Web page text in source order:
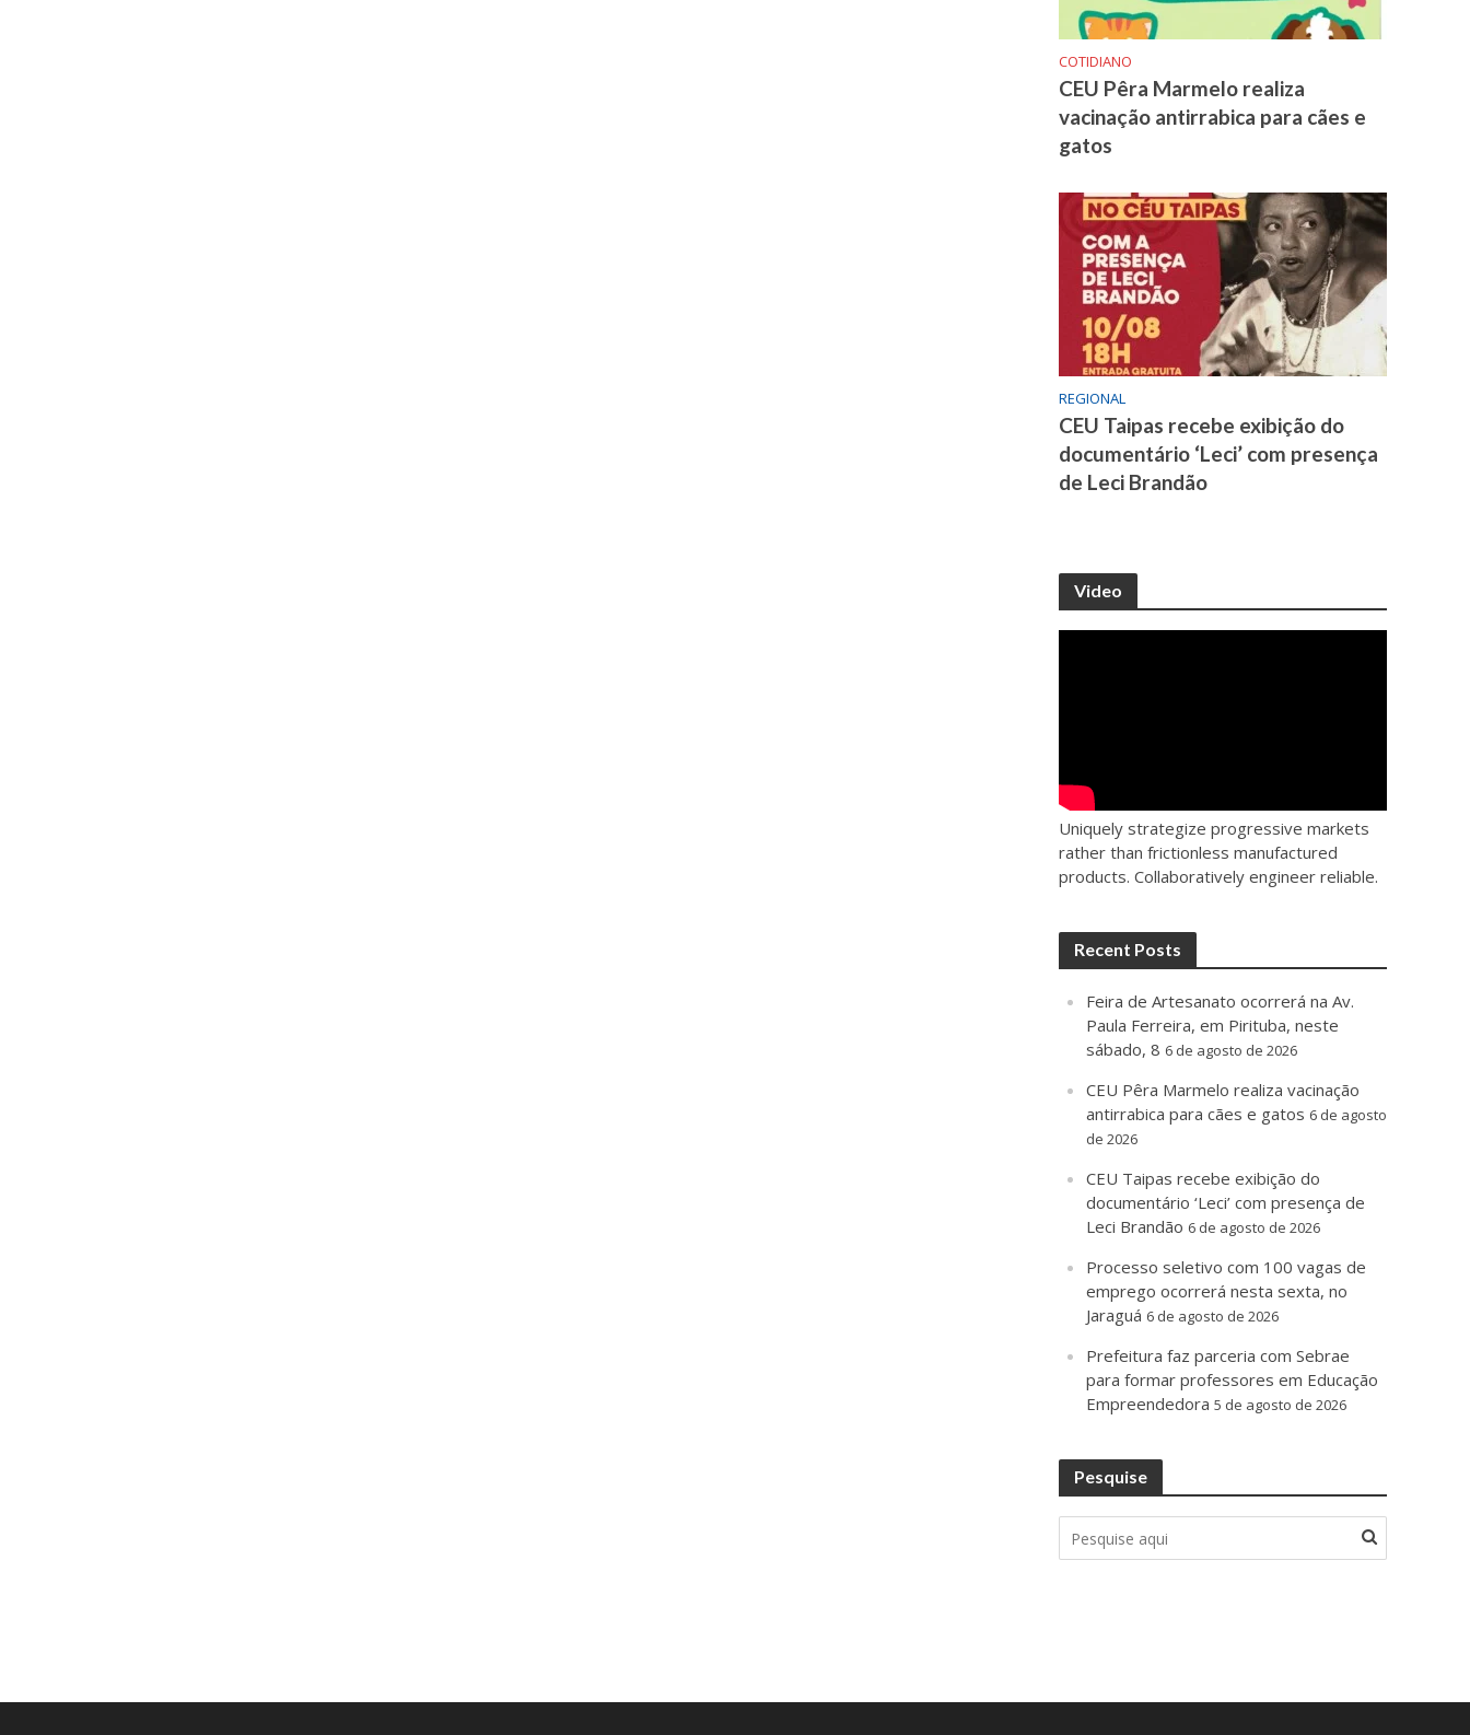
COTIDIANO
CEU Pêra Marmelo realiza
vacinação antirrabica para cães e
gatos
REGIONAL
CEU Taipas recebe exibição do
documentário ‘Leci’ com presença
de Leci Brandão
Video
Uniquely strategize progressive markets
rather than frictionless manufactured
products. Collaboratively engineer reliable.
Recent Posts
Feira de Artesanato ocorrerá na Av.
Paula Ferreira, em Pirituba, neste
sábado, 8 6 de agosto de 2026
CEU Pêra Marmelo realiza vacinação
antirrabica para cães e gatos 6 de agosto
de 2026
CEU Taipas recebe exibição do
documentário ‘Leci’ com presença de
Leci Brandão 6 de agosto de 2026
Processo seletivo com 100 vagas de
emprego ocorrerá nesta sexta, no
Jaraguá 6 de agosto de 2026
Prefeitura faz parceria com Sebrae
para formar professores em Educação
Empreendedora 5 de agosto de 2026
Pesquise